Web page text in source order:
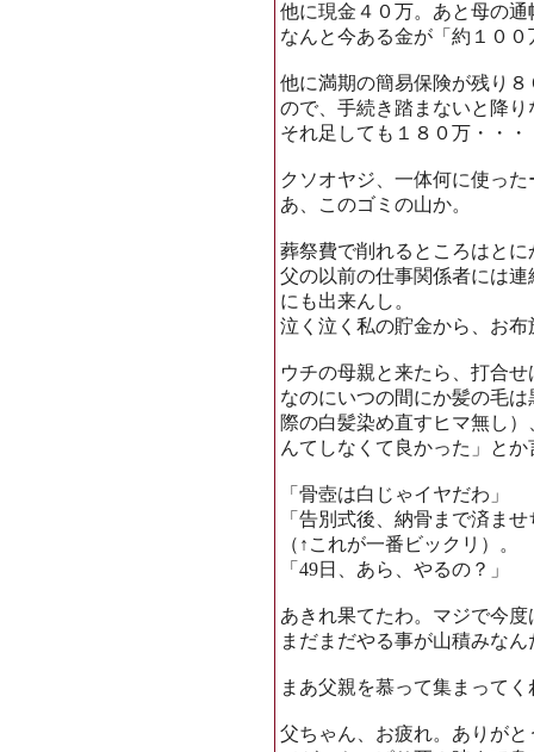
他に現金４０万。あと母の
なんと今ある金が「約１００
他に満期の簡易保険が残り
ので、手続き踏まないと降り
それ足しても１８０万・・・
クソオヤジ、一体何に使った
あ、このゴミの山か。
葬祭費で削れるところはとに
父の以前の仕事関係者には
にも出来んし。
泣く泣く私の貯金から、お
ウチの母親と来たら、打合
なのにいつの間にか髪の毛
際の白髪染め直すヒマ無し
んてしなくて良かった」と
「骨壺は白じゃイヤだわ」
「告別式後、納骨まで済ま
（↑これが一番ビックリ）。
「49日、あら、やるの？」
あきれ果てたわ。マジで今
まだまだやる事が山積みな
まあ父親を慕って集まって
父ちゃん、お疲れ。ありがと